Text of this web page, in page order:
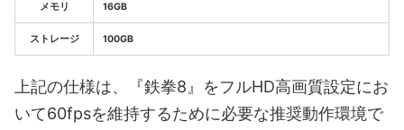
メモリ 16GB
ストレージ 100GB
上記の仕様は、『鉄拳8』をフルHD高画質設定にお
いて60fpsを維持するために必要な推奨動作環境で